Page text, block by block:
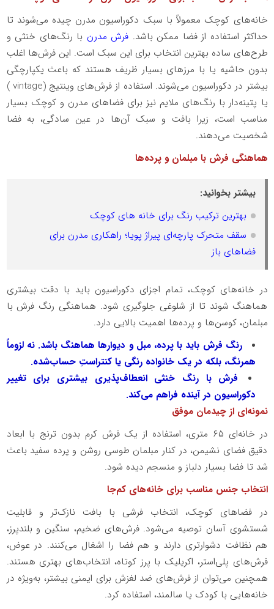
خانه‌های کوچک معمولاً با سبک دکوراسیون مدرن چیده می‌شوند تا
حداکثر استفاده از فضا ممکن باشد. فرش مدرن با رنگ‌های خنثی و
طرح‌های ساده بهترین انتخاب برای این سبک است. این فرش‌ها اغلب
بدون حاشیه یا با مرزهای بسیار ظریف هستند که باعث یکپارچگی
بیشتر در دکوراسیون می‌شوند. استفاده از فرش‌های وینتیج (vintage
)
یا پتینه‌دار با رنگ‌های ملایم نیز برای فضاهای مدرن و کوچک بسیار
مناسب است، زیرا بافت و سبک آن‌ها در عین سادگی، به فضا
شخصیت می‌دهند.
هماهنگی فرش با مبلمان و پرده‌ها
بیشتر بخوانید:
بهترین ترکیب رنگ برای خانه های کوچک
سقف متحرک پارچه‌ای پیراژ پویا؛ راهکاری مدرن برای
فضاهای باز
در خانه‌های کوچک، تمام اجزای دکوراسیون باید با دقت بیشتری
هماهنگ شوند تا از شلوغی جلوگیری شود. هماهنگی رنگ فرش با
مبلمان، کوسن‌ها و پرده‌ها اهمیت بالایی دارد.
رنگ فرش باید با پرده، مبل و دیوارها هماهنگ باشد. نه لزوماً
همرنگ، بلکه در یک خانواده رنگی یا کنتراستِ حساب‌شده.
فرش با رنگ خنثی انعطاف‌پذیری بیشتری برای تغییر
دکوراسیون در آینده فراهم می‌کند.
نمونه‌ای از چیدمان موفق
در خانه‌ای ۶۵ متری، استفاده از یک فرش کرم بدون ترنج با ابعاد
دقیق فضای نشیمن، در کنار مبلمان طوسی روشن و پرده سفید باعث
شد تا فضا بسیار دلباز و منسجم دیده شود.
انتخاب جنس مناسب برای خانه‌های کم‌جا
در فضاهای کوچک، انتخاب فرشی با بافت نازک‌تر و قابلیت
شستشوی آسان توصیه می‌شود. فرش‌های ضخیم، سنگین و بلندپرز،
هم نظافت دشوارتری دارند و هم فضا را اشغال می‌کنند. در عوض،
فرش‌های پلی‌استر، اکریلیک با پرز کوتاه، انتخاب‌های بهتری هستند.
همچنین می‌توان از فرش‌های ضد لغزش برای ایمنی بیشتر، به‌ویژه در
خانه‌هایی با کودک یا سالمند، استفاده کرد.